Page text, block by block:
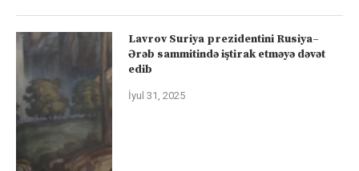
Lavrov Suriya prezidentini Rusiya–
Ərəb sammitində iştirak etməyə dəvət
edib
İyul 31, 2025